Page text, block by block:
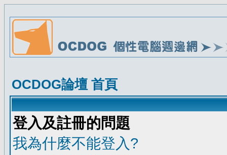
OCDOG論壇 首頁
登入及註冊的問題
我為什麼不能登入?